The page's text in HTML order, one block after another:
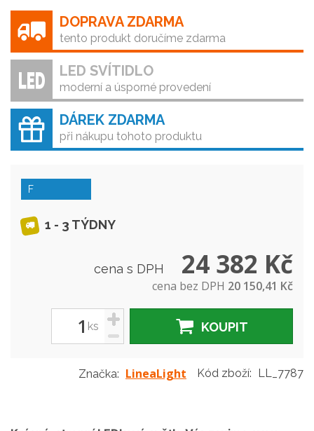
DOPRAVA ZDARMA
tento produkt doručíme zdarma
LED SVÍTIDLO
moderní a úsporné provedení
DÁREK ZDARMA
při nákupu tohoto produktu
F
1 - 3 TÝDNY
cena s DPH 24 382 Kč
cena bez DPH 20 150,41 Kč
ks
+
-
KOUPIT
Značka: LineaLight Kód zboží: LL_7787